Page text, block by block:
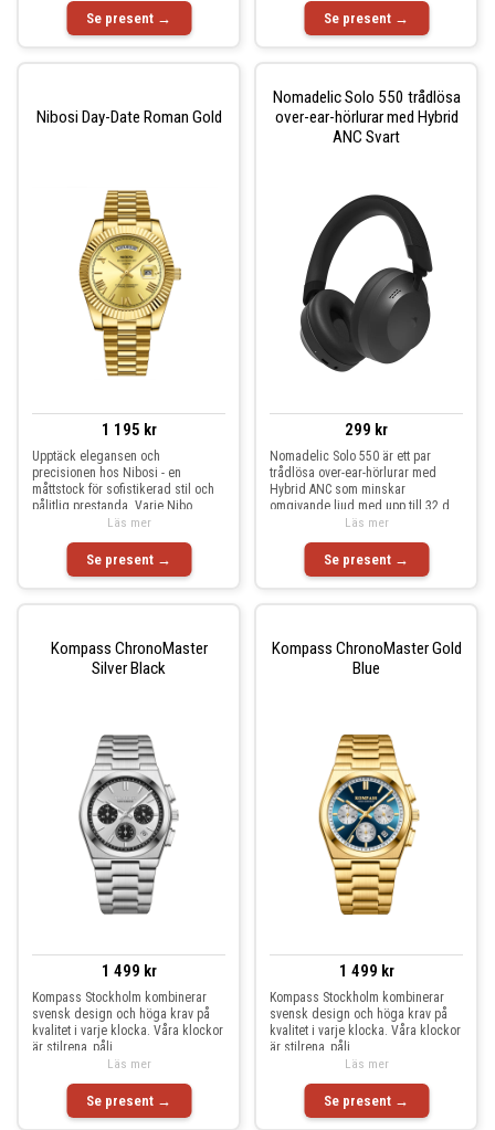
Se present → Se present →
Nibosi Day-Date Roman Gold
1 195 kr
Upptäck elegansen och
precisionen hos Nibosi - en
måttstock för sofistikerad stil och
pålitlig prestanda. Varje Nibo
Se present →
Läs mer
Nomadelic Solo 550 trådlösa
over-ear-hörlurar med Hybrid
ANC Svart
299 kr
Nomadelic Solo 550 är ett par
trådlösa over-ear-hörlurar med
Hybrid ANC som minskar
omgivande ljud med upp till 32 d
Se present →
Läs mer
Kompass ChronoMaster
Silver Black
1 499 kr
Kompass Stockholm kombinerar
svensk design och höga krav på
kvalitet i varje klocka. Våra klockor
är stilrena, påli
Se present →
Läs mer
Kompass ChronoMaster Gold
Blue
1 499 kr
Kompass Stockholm kombinerar
svensk design och höga krav på
kvalitet i varje klocka. Våra klockor
är stilrena, påli
Se present →
Läs mer